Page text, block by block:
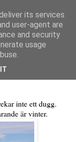
inte ett dugg.
är vinter.
its services
user-agent are
and security
usage